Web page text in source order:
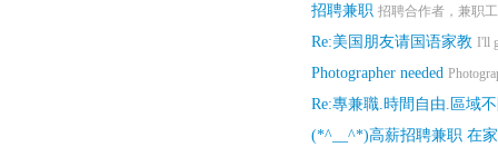
招聘兼职 招聘合作者，兼职
Re:美国朋友请国语家教 I'll
Photographer needed
Re:專兼職.時間自由.區域
(*^__^*)高薪招聘兼职 在